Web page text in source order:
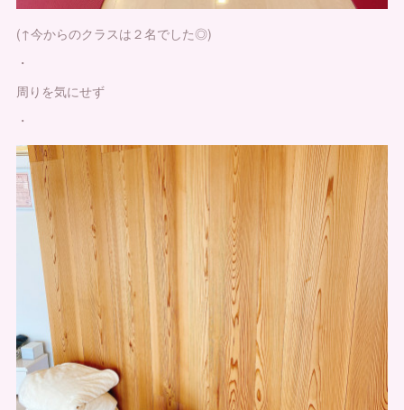
(↑今からのクラスは２名でした◎)
・
周りを気にせず
・